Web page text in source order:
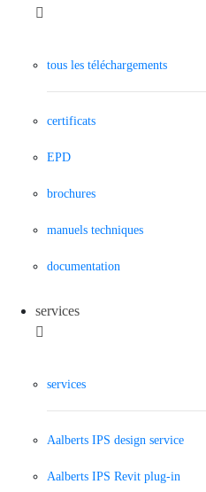
tous les téléchargements
certificats
EPD
brochures
manuels techniques
documentation
services
services
Aalberts IPS design service
Aalberts IPS Revit plug-in